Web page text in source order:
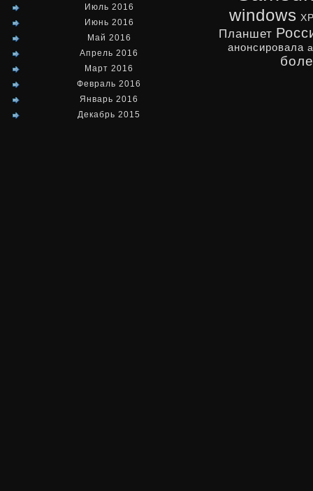
Июль 2016
Июнь 2016
Май 2016
Апрель 2016
Март 2016
Февраль 2016
Январь 2016
Декабрь 2015
windows
Планшет
анонсировала